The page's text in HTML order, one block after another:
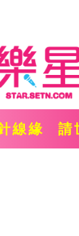
線緣 請